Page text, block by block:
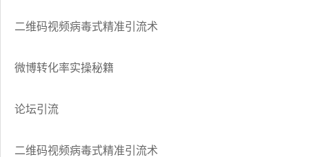
二维码视频病毒式精准引流术
微博转化率实操秘籍
论坛引流
二维码视频病毒式精准引流术